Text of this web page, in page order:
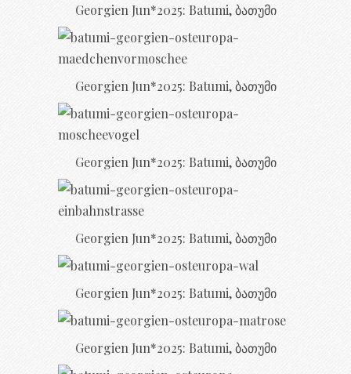
Georgien Jun*2025: Batumi, ბათუმი
Georgien Jun*2025: Batumi, ბათუმი
Georgien Jun*2025: Batumi, ბათუმი
Georgien Jun*2025: Batumi, ბათუმი
Georgien Jun*2025: Batumi, ბათუმი
Georgien Jun*2025: Batumi, ბათუმი